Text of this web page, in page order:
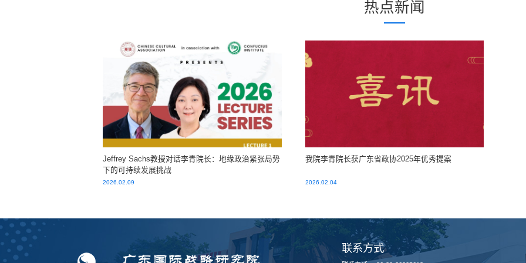
热点新闻
Jeffrey Sachs教授对话李青院长：地缘政治紧张局势
下的可持续发展挑战
2026.02.09
我院李青院长获广东省政协2025年优秀提案
2026.02.04
联系方式